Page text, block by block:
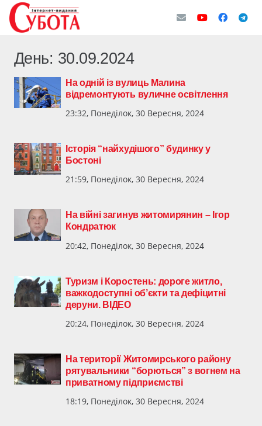
День: 30.09.2024
На одній із вулиць Малина
відремонтують вуличне освітлення
23:32, Понеділок, 30 Вересня, 2024
Історія “найхудішого” будинку у
Бостоні
21:59, Понеділок, 30 Вересня, 2024
На війні загинув житомирянин – Ігор
Кондратюк
20:42, Понеділок, 30 Вересня, 2024
Туризм і Коростень: дороге житло,
важкодоступні об’єкти та дефіцитні
деруни. ВІДЕО
20:24, Понеділок, 30 Вересня, 2024
На території Житомирського району
рятувальники “борються” з вогнем на
приватному підприємстві
18:19, Понеділок, 30 Вересня, 2024